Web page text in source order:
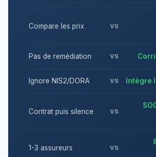
Compare les prix VS
Pas de remédiation VS
Ignore NIS2/DORA VS Intègre
Contrat puis silence VS
1-3 assureurs VS